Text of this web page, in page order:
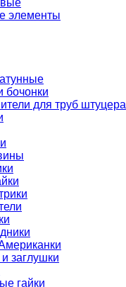
элементы
бочонки
для труб штуцера
заглушки
гайки